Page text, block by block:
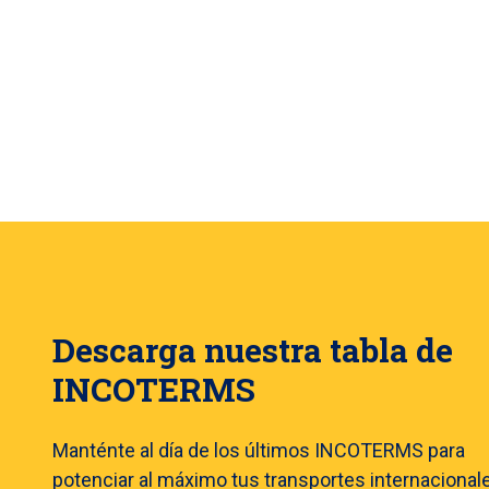
Descarga nuestra tabla de
INCOTERMS
Manténte al día de los últimos INCOTERMS para
potenciar al máximo tus transportes